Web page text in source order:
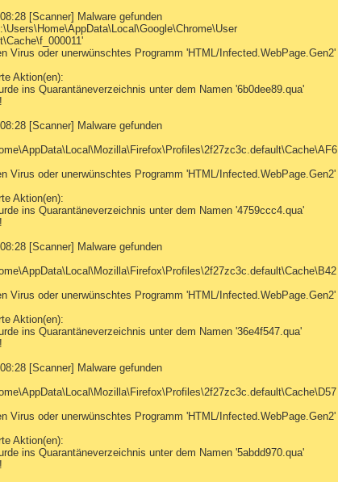
[Scanner] Malware gefunden
Virus oder unerwünschtes Programm 'HTML/Infected.WebPage.Gen2'
Aktion(en):
ins Quarantäneverzeichnis unter dem Namen '6b0dee89.qua'
[Scanner] Malware gefunden
Virus oder unerwünschtes Programm 'HTML/Infected.WebPage.Gen2'
Aktion(en):
ins Quarantäneverzeichnis unter dem Namen '4759ccc4.qua'
[Scanner] Malware gefunden
Virus oder unerwünschtes Programm 'HTML/Infected.WebPage.Gen2'
Aktion(en):
ins Quarantäneverzeichnis unter dem Namen '36e4f547.qua'
[Scanner] Malware gefunden
Virus oder unerwünschtes Programm 'HTML/Infected.WebPage.Gen2'
Aktion(en):
ins Quarantäneverzeichnis unter dem Namen '5abdd970.qua'